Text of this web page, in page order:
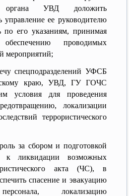
органа УВД доложить
управление ее руководителю
по его указаниям, принимая
проводимых
мероприятий;
спецподразделений УФСБ
краю, УВД, ГУ ГОЧС
условия для проведения
локализации
террористического
за сбором и подготовкой
к ликвидации возможных
акта (ЧС), в
спасение и эвакуацию
локализацию